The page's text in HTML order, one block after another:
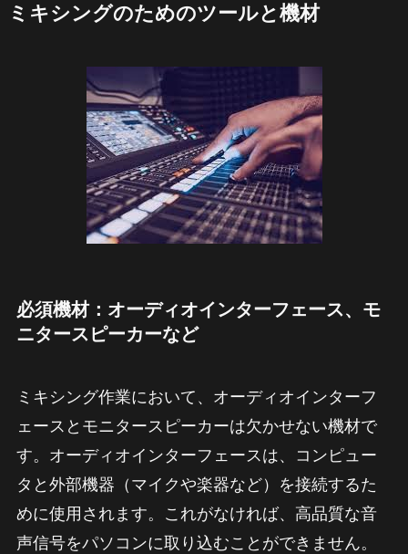
ミキシングのためのツールと機材
必須機材：オーディオインターフェース、モ
ニタースピーカーなど
ミキシング作業において、オーディオインターフ
ェースとモニタースピーカーは欠かせない機材で
す。オーディオインターフェースは、コンピュー
タと外部機器（マイクや楽器など）を接続するた
めに使用されます。これがなければ、高品質な音
声信号をパソコンに取り込むことができません。